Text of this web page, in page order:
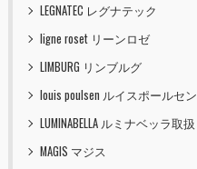
LEGNATEC レグナテック
ligne roset リーンロゼ
LIMBURG リンブルグ
louis poulsen ルイスポールセン
LUMINABELLA ルミナベッラ取扱
MAGIS マジス